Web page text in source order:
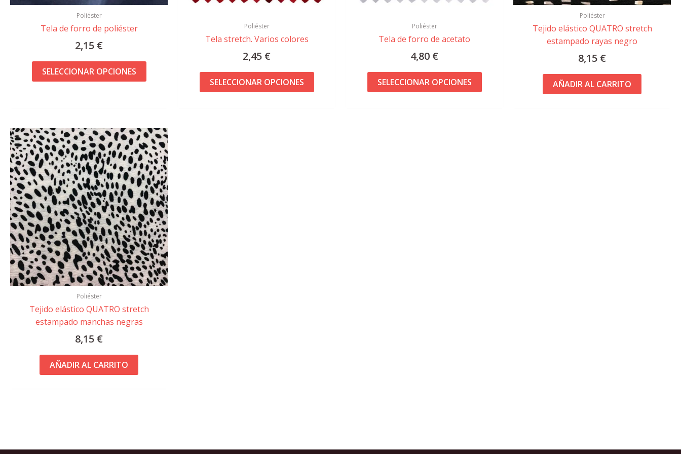
Poliéster
Tela de forro de poliéster
2,15 €
SELECCIONAR OPCIONES
página
Poliéster
Tela stretch. Varios colores
2,45 €
SELECCIONAR OPCIONES
página
Poliéster
Tela de forro de acetato
4,80 €
SELECCIONAR OPCIONES
página
Poliéster
Tejido elástico QUATRO stretch
estampado rayas negro
8,15 €
AÑADIR AL CARRITO
Poliéster
Tejido elástico QUATRO stretch
estampado manchas negras
8,15 €
AÑADIR AL CARRITO